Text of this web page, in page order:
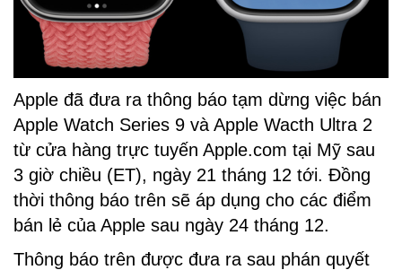
Apple đã đưa ra thông báo tạm dừng việc bán
Apple Watch Series 9 và Apple Wacth Ultra 2
từ cửa hàng trực tuyến Apple.com tại Mỹ sau
3 giờ chiều (ET), ngày 21 tháng 12 tới. Đồng
thời thông báo trên sẽ áp dụng cho các điểm
bán lẻ của Apple sau ngày 24 tháng 12.
Thông báo trên được đưa ra sau phán quyết